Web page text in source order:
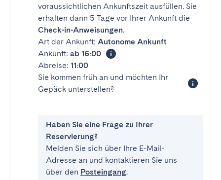
voraussichtlichen Ankunftszeit ausfüllen. Sie
erhalten dann 5 Tage vor Ihrer Ankunft die
Check-in-Anweisungen.
Art der Ankunft: Autonome Ankunft
Ankunft: ab 16:00
Abreise: 11:00
Sie kommen früh an und möchten Ihr
Gepäck unterstellen?
Haben Sie eine Frage zu Ihrer
Reservierung?
Melden Sie sich über Ihre E-Mail-
Adresse an und kontaktieren Sie uns
über den Posteingang.